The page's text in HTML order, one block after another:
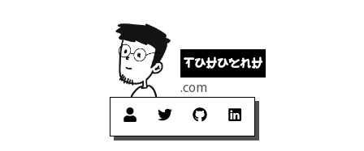
tuhuynh
.com